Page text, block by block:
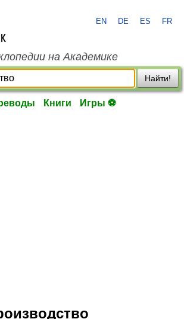
EN DE ES FR
на Академике
Найти!
Книги Игры ⚽